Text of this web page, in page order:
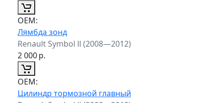
ОЕМ:
Лямбда зонд
Renault Symbol ll (2008—2012)
2 000р.
ОЕМ:
Цилиндр тормозной главный